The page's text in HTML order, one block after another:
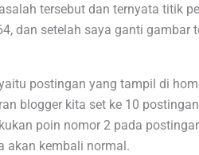
tersebut dan ternyata titik
dan setelah saya ganti gambar
postingan yang tampil di
blogger kita set ke 10
poin nomor 2 pada
akan kembali normal.